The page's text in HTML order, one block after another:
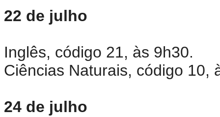
22 de julho
Inglês, código 21, às 9h30.
Ciências Naturais, código 10,
24 de julho